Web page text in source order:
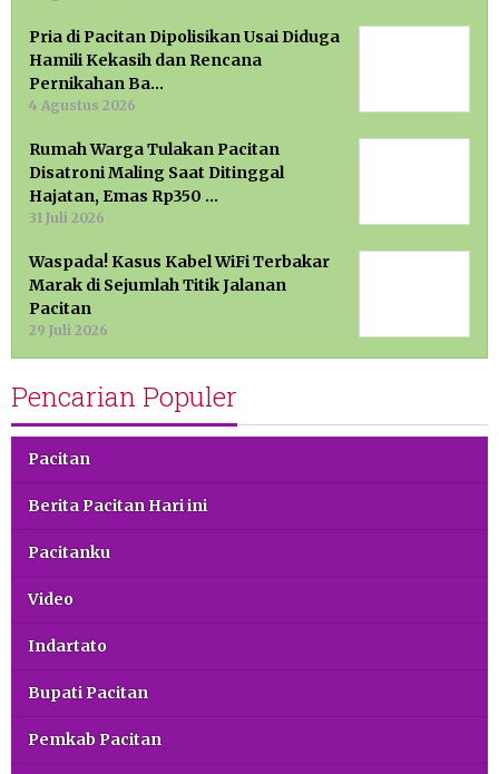
Pria di Pacitan Dipolisikan Usai Diduga
Hamili Kekasih dan Rencana
Pernikahan Ba…
4 Agustus 2026
Rumah Warga Tulakan Pacitan
Disatroni Maling Saat Ditinggal
Hajatan, Emas Rp350 …
31 Juli 2026
Waspada! Kasus Kabel WiFi Terbakar
Marak di Sejumlah Titik Jalanan
Pacitan
29 Juli 2026
Pencarian Populer
Pacitan
Berita Pacitan Hari ini
Pacitanku
Video
Indartato
Bupati Pacitan
Pemkab Pacitan